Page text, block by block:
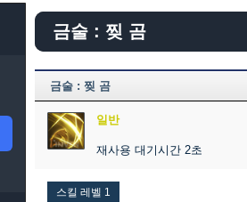
금술 : 찢 곰
금술 : 찢 곰
일반
재사용 대기시간 2초
스킬 레벨 1